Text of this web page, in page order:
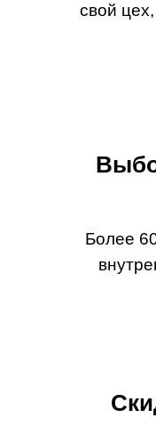
свой
Более